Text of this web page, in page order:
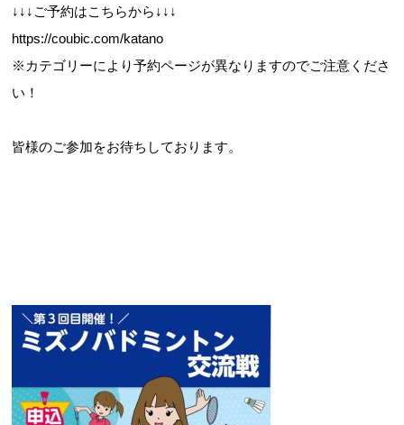
↓↓↓ご予約はこちらから↓↓↓
https://coubic.com/katano
※カテゴリーにより予約ページが異なりますのでご注意くださ
い！
皆様のご参加をお待ちしております。